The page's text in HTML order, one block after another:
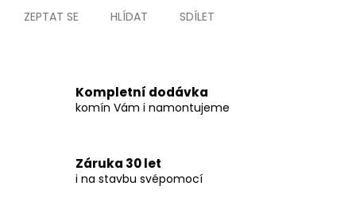
ZEPTAT SE HLÍDAT SDÍLET
Kompletní dodávka
komín Vám i namontujeme
Záruka 30 let
i na stavbu svépomocí